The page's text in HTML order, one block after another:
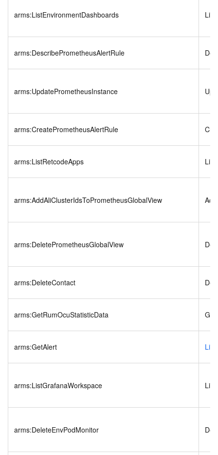
arms:ListEnvironmentDashboards
arms:DescribePrometheusAlertRule
arms:UpdatePrometheusInstance
arms:CreatePrometheusAlertRule
arms:ListRetcodeApps
arms:AddAliClusterIdsToPrometheusGlobalView
arms:DeletePrometheusGlobalView
arms:DeleteContact
arms:GetRumOcuStatisticData
arms:GetAlert
arms:ListGrafanaWorkspace
arms:DeleteEnvPodMonitor